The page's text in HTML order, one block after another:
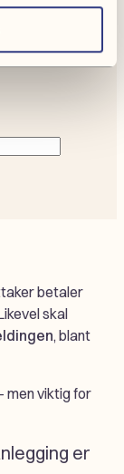
betaler
skal
, blant
men viktig for
er